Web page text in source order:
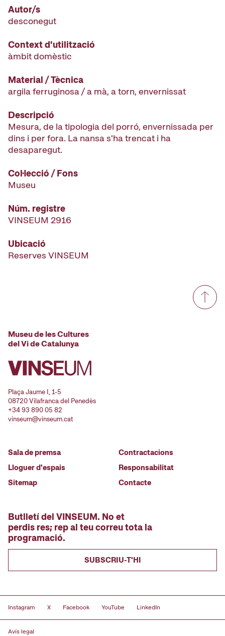
Autor/s
desconegut
Context d'utilització
àmbit domèstic
Material / Tècnica
argila ferruginosa / a mà, a torn, envernissat
Descripció
Mesura, de la tipologia del porró, envernissada per
dins i per fora. La nansa s'ha trencat i ha
desaparegut.
Col·lecció / Fons
Museu
Núm. registre
VINSEUM 2916
Ubicació
Reserves VINSEUM
Museu de les Cultures
del Vi de Catalunya
Plaça Jaume I, 1-5
08720 Vilafranca del Penedès
+34 93 890 05 82
vinseum@vinseum.cat
Sala de premsa
Lloguer d'espais
Sitemap
Contractacions
Responsabilitat
Contacte
Butlletí del VINSEUM. No et
perdis res; rep al teu correu tota la
programació.
SUBSCRIU-T'HI
Instagram X Facebook YouTube LinkedIn
Avís legal